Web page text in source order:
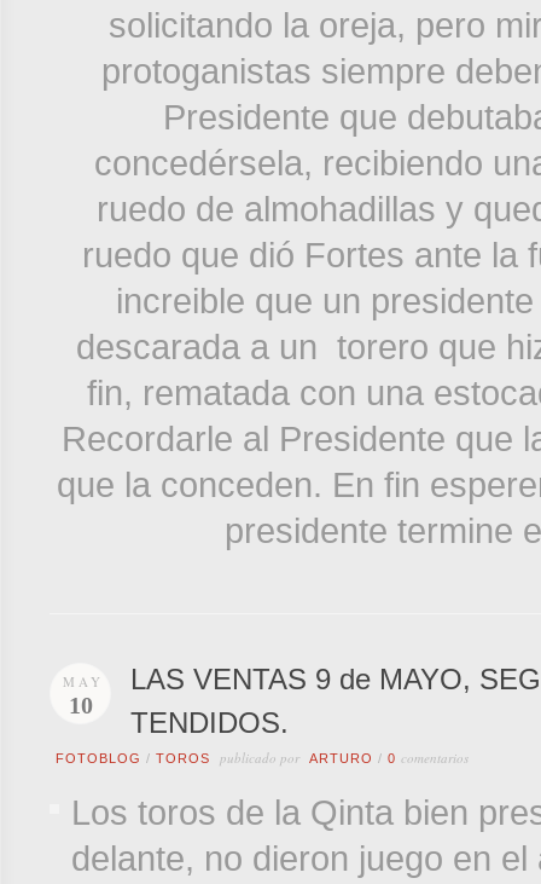
solicitando la oreja, pero
protoganistas siempre
Presidente que
concedérsela, recibiendo
ruedo de almohadillas y
ruedo que dió Fortes ante la
increible que un
descarada a un torero que
fin, rematada con una
Recordarle al Presidente que
que la conceden. En fin
presidente termine
MAY
10
LAS VENTAS 9 de MAYO,
TENDIDOS.
FOTOBLOG / TOROS publicado por ARTURO / 0 comentarios
Los toros de la Qinta bien
delante, no dieron juego en